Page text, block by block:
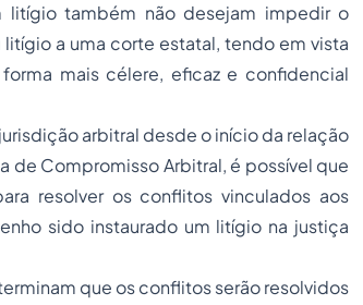
litígio também não desejam impedir o
a uma corte estatal, tendo em vista
mais célere, eficaz e confidencial
arbitral desde o início da relação
de Compromisso Arbitral, é possível que
resolver os conflitos vinculados aos
sido instaurado um litígio na justiça
que os conflitos serão resolvidos